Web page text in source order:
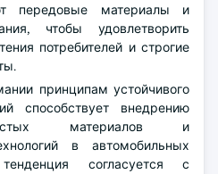
передовые материалы и
чтобы удовлетворить
потребителей и строгие
принципам устойчивого
способствует внедрению
материалов и
в автомобильных
согласуется с